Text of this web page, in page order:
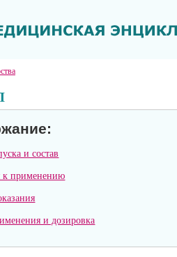
и состав
к применению
и дозировка